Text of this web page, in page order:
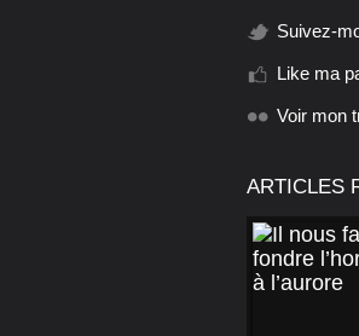
Suivez-
Like ma
Voir mon
ARTICLES